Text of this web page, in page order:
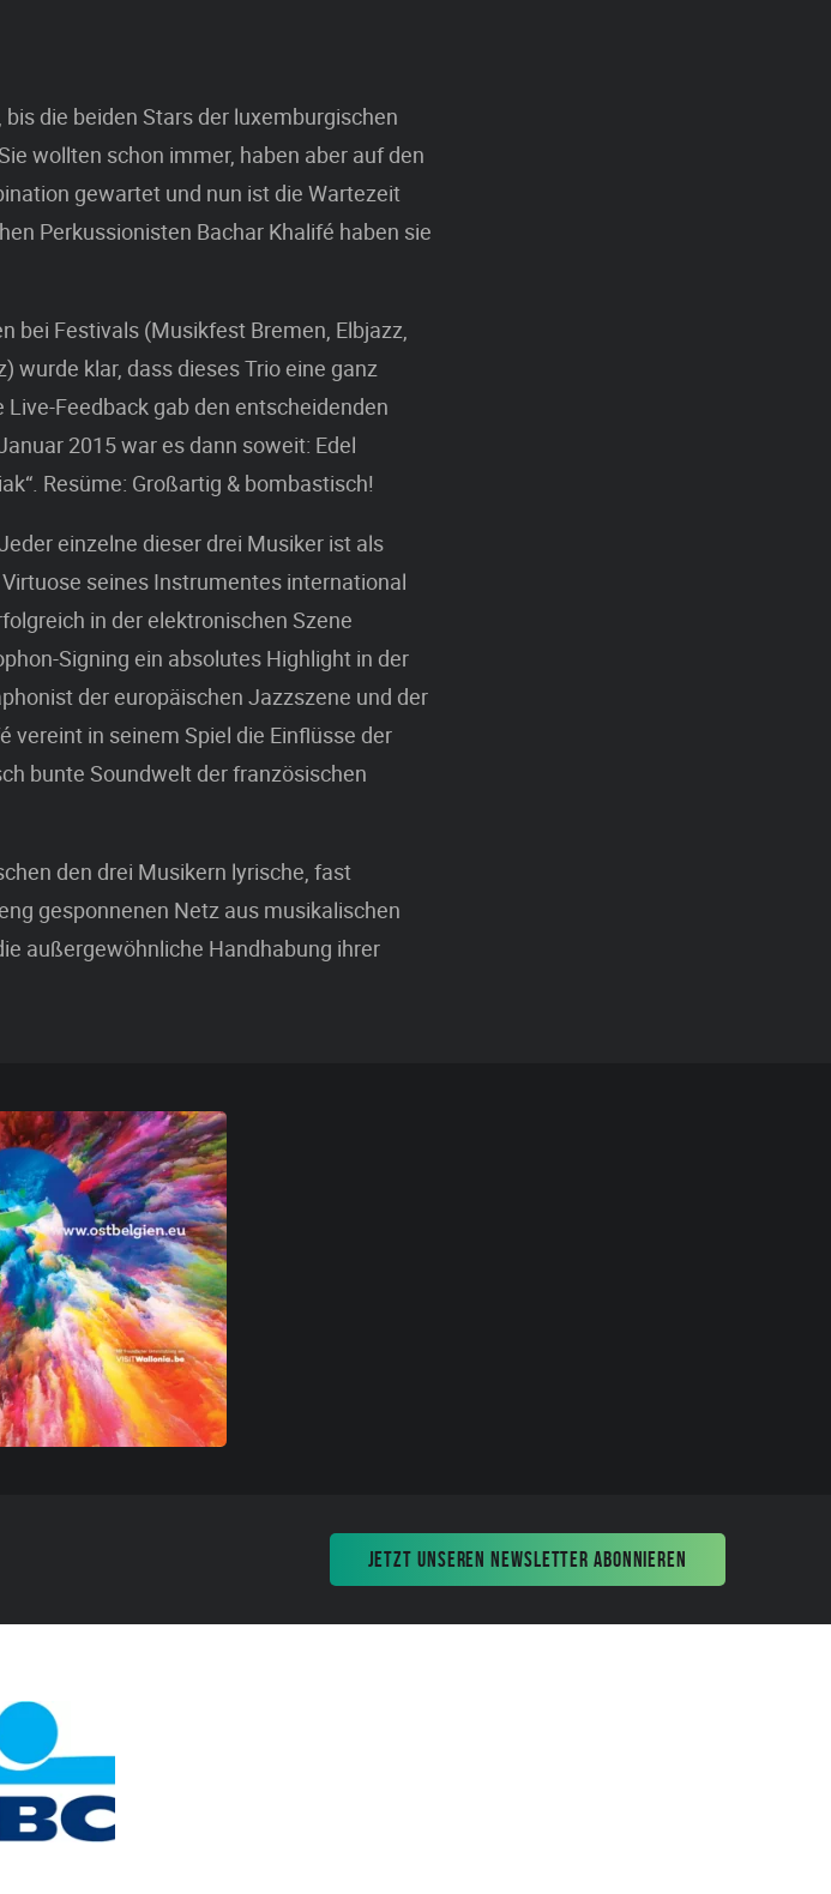
die beiden Stars der luxemburgischen
wollten schon immer, haben aber auf den
gewartet und nun ist die Wartezeit
Perkussionisten Bachar Khalifé haben sie
bei Festivals (Musikfest Bremen, Elbjazz,
wurde klar, dass dieses Trio eine ganz
Feedback gab den entscheidenden
2015 war es dann soweit: Edel
Resüme: Großartig & bombastisch!
einzelne dieser drei Musiker ist als
seines Instrumentes international
in der elektronischen Szene
Signing ein absolutes Highlight in der
der europäischen Jazzszene und der
vereint in seinem Spiel die Einflüsse der
bunte Soundwelt der französischen
den drei Musikern lyrische, fast
gesponnenen Netz aus musikalischen
außergewöhnliche Handhabung ihrer
JETZT UNSEREN NEWSLETTER ABONNIEREN